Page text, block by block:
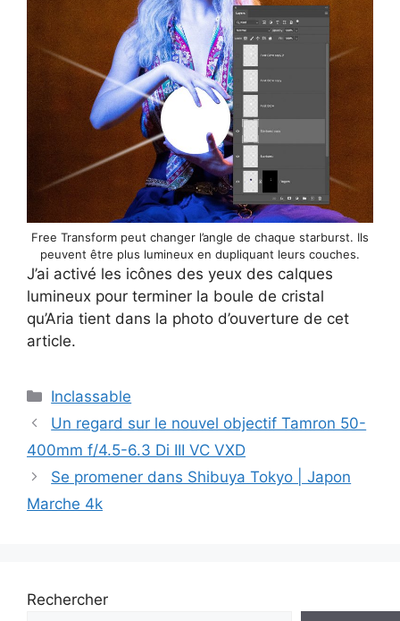
Free Transform peut changer l’angle de chaque starburst. Ils
peuvent être plus lumineux en dupliquant leurs couches.
J’ai activé les icônes des yeux des calques
lumineux pour terminer la boule de cristal
qu’Aria tient dans la photo d’ouverture de cet
article.
Catégories
Inclassable
Navigation
des
Un regard sur le nouvel objectif Tamron 50-
400mm f/4.5-6.3 Di III VC VXD
Se promener dans Shibuya Tokyo | Japon
Marche 4k
Rechercher